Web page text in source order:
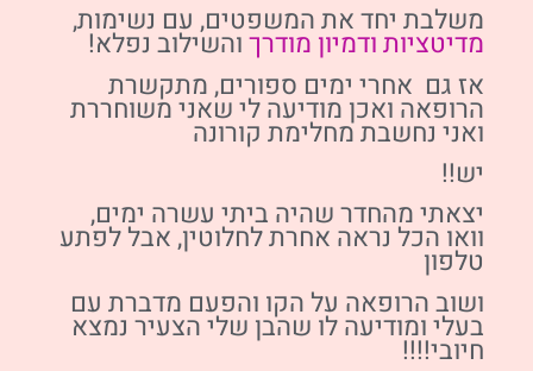
משלבת יחד את המשפטים, עם נשימות,
מדיטציות ודמיון מודרךוהשילוב נפלא!
אז גם אחרי ימים ספורים, מתקשרת
הרופאה ואכן מודיעה לי שאני משוחררת
ואני נחשבת מחלימת קורונה
יש!!
יצאתי מהחדר שהיה ביתי עשרה ימים,
וואו הכל נראה אחרת לחלוטין, אבל לפתע
טלפון
ושוב הרופאה על הקו והפעם מדברת עם
בעלי ומודיעה לו שהבן שלי הצעיר נמצא
חיובי!!!!